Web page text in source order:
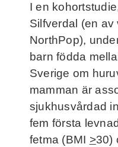
I en
Silfverdal (en av
NorthPop),
barn födda
Sverige om
mamman är
sjukhusvårdad
fem första
fetma (BMI >30)